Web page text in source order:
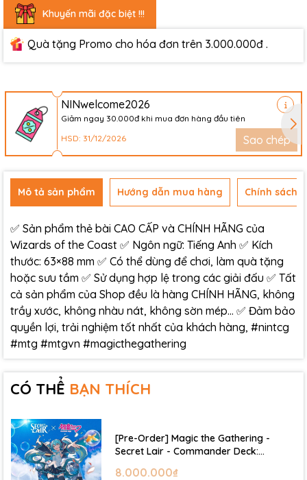
Khuyến mãi đặc biệt !!!
Quà tặng Promo cho hóa đơn trên 3.000.000đ .
NINwelcome2026
Giảm ngay 30.000đ khi mua đơn hàng đầu tiên
HSD: 31/12/2026
Sao chép
Mô tả sản phẩm Hướng dẫn mua hàng Chính sách
✅ Sản phẩm thẻ bài CAO CẤP và CHÍNH HÃNG của
Wizards of the Coast ✅ Ngôn ngữ: Tiếng Anh ✅ Kích
thước: 63×88 mm ✅ Có thể dùng để chơi, làm quà tặng
hoặc sưu tầm ✅ Sử dụng hợp lệ trong các giải đấu ✅ Tất
cả sản phẩm của Shop đều là hàng CHÍNH HÃNG, không
trầy xước, không nhàu nát, không sờn mép… ✅ Đảm bảo
quyền lợi, trải nghiệm tốt nhất của khách hàng, #nintcg
#mtg #mtgvn #magicthegathering
CÓ THỂ BẠN THÍCH
[Pre-Order] Magic the Gathering -
Secret Lair - Commander Deck:
8.000.000₫